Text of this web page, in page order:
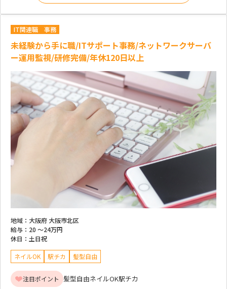
IT関連職 事務
未経験から手に職/ITサポート事務/ネットワークサーバ
ー運用監視/研修完備/年休120日以上
地域： 大阪府 大阪市北区
給与： 20 ～24万円
休日： 土日祝
ネイルOK 駅チカ 髪型自由
注目ポイント 髪型自由ネイルOK駅チカ